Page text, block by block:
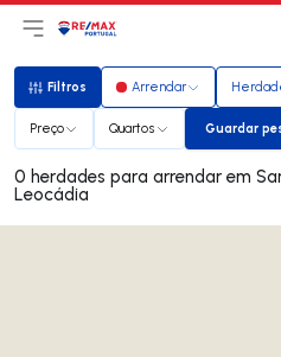
Abri menu principal
LogoIr para página inicial
Filtros
Filtros Arrendar
Preço Quartos Guardar
0 herdades para arrendar em Santa
Leocádia